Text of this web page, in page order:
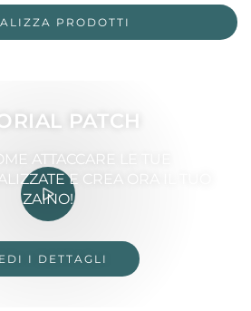
PRODOTTI
PATCH
ATTACCARE LE TUE
E CREA ORA IL TUO
ZAINO!
I DETTAGLI